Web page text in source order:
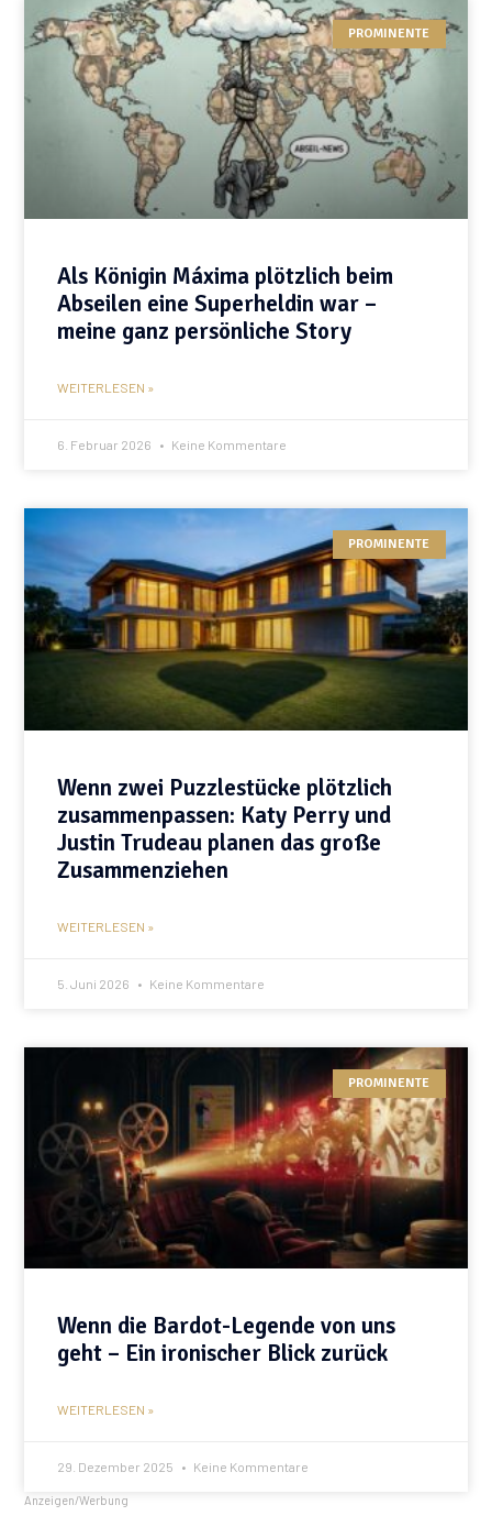
PROMINENTE
Als Königin Máxima plötzlich beim
Abseilen eine Superheldin war –
meine ganz persönliche Story
WEITERLESEN »
6. Februar 2026 Keine Kommentare
PROMINENTE
Wenn zwei Puzzlestücke plötzlich
zusammenpassen: Katy Perry und
Justin Trudeau planen das große
Zusammenziehen
WEITERLESEN »
5. Juni 2026 Keine Kommentare
PROMINENTE
Wenn die Bardot-Legende von uns
geht – Ein ironischer Blick zurück
WEITERLESEN »
29. Dezember 2025 Keine Kommentare
Anzeigen/Werbung